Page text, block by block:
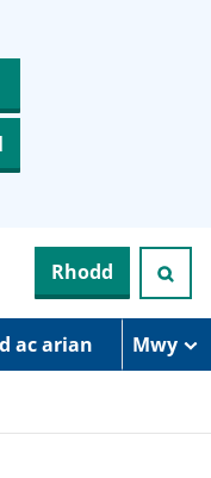
Rhodd
ac arian Mwy